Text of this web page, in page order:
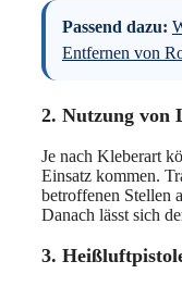
Passend dazu:
Entfernen von
2. Nutzung von
Je nach Kleberart
Einsatz kommen.
betroffenen Stellen
Danach lässt sich
3.